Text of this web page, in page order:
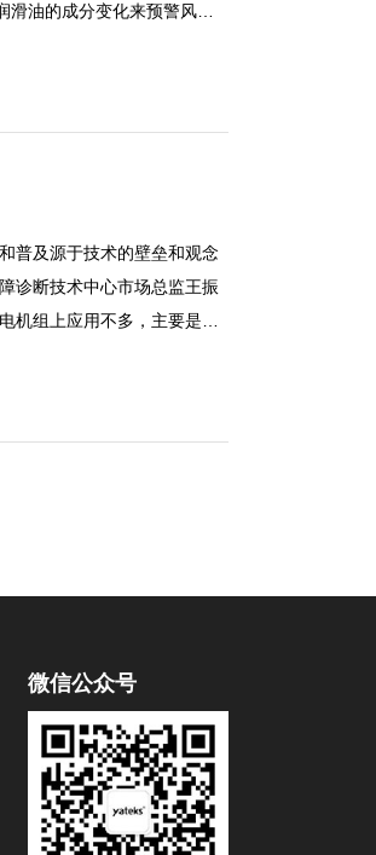
油的成分变化来预警风机
组齿轮箱油液远程在线监测
”——齿轮箱润滑油的成分
普及源于技术的壁垒和观念
诊断技术中心市场总监王振
机组上应用不多，主要是因
前在国内没有得到重视和普
航空测控技术研究所故障诊
微信公众号